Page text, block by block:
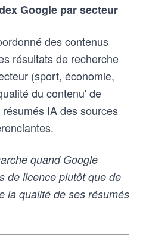
Google par secteur
des contenus
résultats de recherche
(sport, économie,
du contenu' de
IA des sources
quand Google
de licence plutôt que de
la qualité de ses résumés